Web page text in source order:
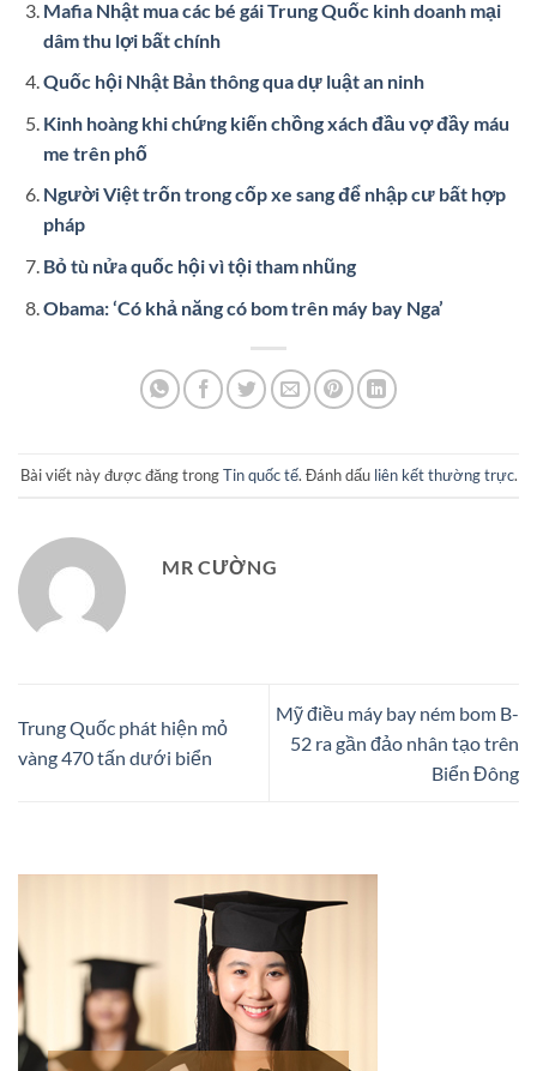
Mafia Nhật mua các bé gái Trung Quốc kinh doanh mại
dâm thu lợi bất chính
Quốc hội Nhật Bản thông qua dự luật an ninh
Kinh hoàng khi chứng kiến chồng xách đầu vợ đầy máu
me trên phố
Người Việt trốn trong cốp xe sang để nhập cư bất hợp
pháp
Bỏ tù nửa quốc hội vì tội tham nhũng
Obama: ‘Có khả năng có bom trên máy bay Nga’
Bài viết này được đăng trongTin quốc tế. Đánh dấu liên kết thường trực.
MR CƯỜNG
Trung Quốc phát hiện mỏ
vàng 470 tấn dưới biển
Mỹ điều máy bay ném bom B-
52 ra gần đảo nhân tạo trên
Biển Đông